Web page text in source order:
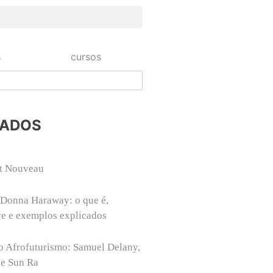
cursos
Nouveau
Haraway: o que é,
e exemplos explicados
Afrofuturismo: Samuel Delany,
Sun Ra